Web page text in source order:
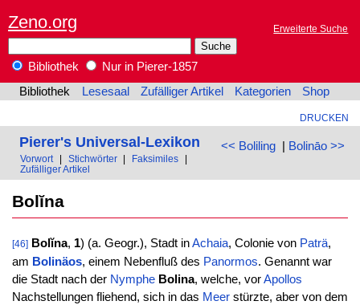
Zeno.org Erweiterte Suche
Bibliothek
Nur in Pierer-1857
Bibliothek
Lesesaal Zufälliger Artikel Kategorien Shop
DRUCKEN
<< Boliling| Bolināo >>
Pierer's Universal-Lexikon
Vorwort Stichwörter Faksimiles
Zufälliger Artikel
Bolĭna
[46] Bolĭna, 1) (a. Geogr.), Stadt inAchaia, Colonie von Paträ,
am Bolinäos, einem Nebenfluß des Panormos. Genannt war
die Stadt nach der Nymphe Bolina, welche, vorApollos
Nachstellungen fliehend, sich in das Meerstürzte, aber von dem